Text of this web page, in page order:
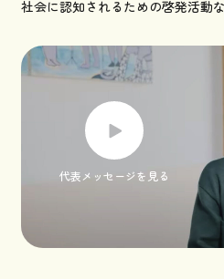
社会に認知されるための啓発活動
代表メッセージを見る